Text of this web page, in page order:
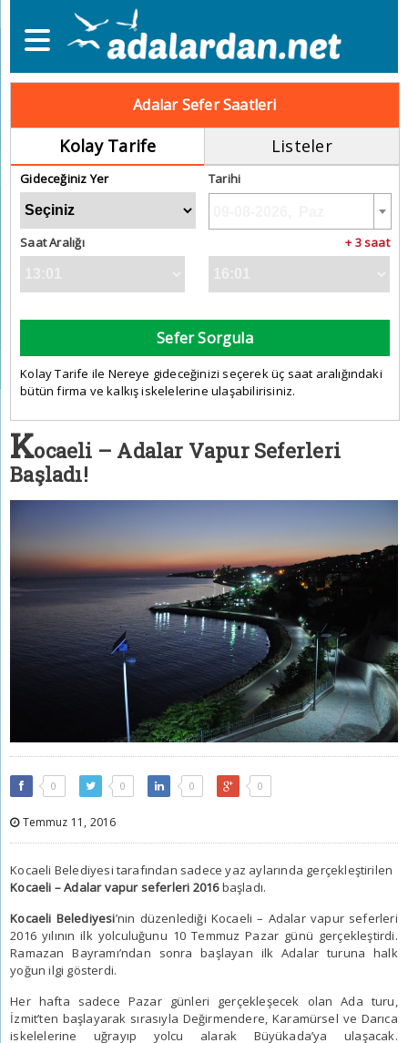
Adalar Sefer Saatleri
Kolay Tarife Listeler
Gideceğiniz Yer Tarihi
Saat Aralığı + 3 saat
Sefer Sorgula
Kolay Tarife ile Nereye gideceğinizi seçerek üç saat aralığındaki
bütün firma ve kalkış iskelelerine ulaşabilirisiniz.
Kocaeli – Adalar Vapur Seferleri
Başladı!
0 0 0 0
Temmuz 11, 2016
Kocaeli Belediyesi tarafından sadece yaz aylarında gerçekleştirilen
Kocaeli – Adalar vapur seferleri 2016başladı.
Kocaeli Belediyesi’nin düzenlediği Kocaeli – Adalar vapur seferleri
2016yılının ilk yolculuğunu 10 Temmuz Pazar günü gerçekleştirdi.
Ramazan Bayramı’ndan sonra başlayan ilk Adalar turuna halk
yoğun ilgi gösterdi.
Her hafta sadece Pazar günleri gerçekleşecek olan Ada turu,
İzmit’ten başlayarak sırasıyla Değirmendere, Karamürsel ve Darıca
iskelelerine uğrayıp yolcu alarak Büyükada’ya ulaşacak.